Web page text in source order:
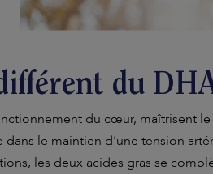
du
du cœur, maîtrisent
le maintien d’une tension
les deux acides gras se